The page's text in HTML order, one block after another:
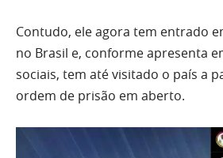
Contudo, ele agora tem entrado
no Brasil e, conforme apresenta
sociais, tem até visitado o país a
ordem de prisão em aberto.